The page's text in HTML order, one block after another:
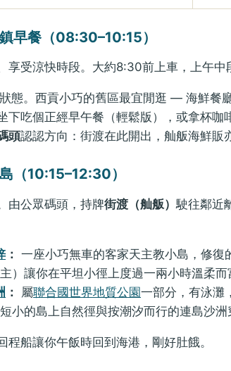
早餐（08:30–10:15）
享受涼快時段。大約8:30前上車，上午中
態。西貢小巧的舊區最宜閒逛 — 海鮮餐
下吃個正經早午餐（輕鬆版），或拿杯
頭認認方向：街渡在此開出，舢舨海鮮販
（10:15–12:30）
由公眾碼頭，持牌街渡（舢舨）駛往鄰近
： 一座小巧無車的客家天主教小島，修復
）讓你在平坦小徑上度過一兩小時溫柔而
： 屬聯合國世界地質公園一部分，有泳灘
小的島上自然徑與按潮汐而行的連島沙洲
程船讓你午飯時回到海港，剛好肚餓。